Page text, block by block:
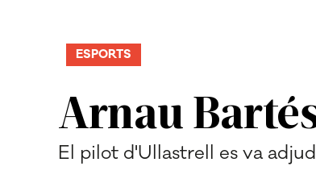
Arnau
ESPORTS
El pilot d'Ullastrell es va